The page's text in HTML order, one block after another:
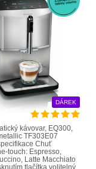
DÁREK
kávovar, EQ300,
TF303E07
Chuť
touch: Espresso,
Latte Macchiato
tlačítka volitelný